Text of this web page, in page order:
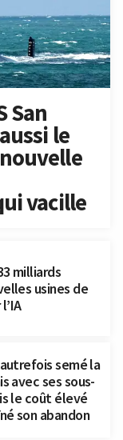
San
le
vacille
milliards
usines de
semé la
avec ses sous-
le coût élevé
son abandon